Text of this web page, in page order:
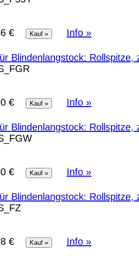
€ Info »
Blindenlangstock:
€ Info »
Blindenlangstock:
€ Info »
Blindenlangstock:
€ Info »